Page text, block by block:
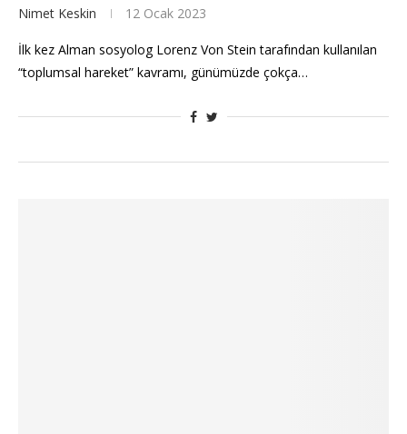
Nimet Keskin 12 Ocak 2023
İlk kez Alman sosyolog Lorenz Von Stein tarafından kullanılan
“toplumsal hareket” kavramı, günümüzde çokça…